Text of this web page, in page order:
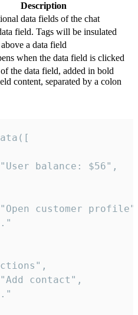
Description
data fields of the chat
field. Tags will be insulated
a data field
when the data field is clicked
the data field, added in bold
content, separated by a colon
balance: $56",
customer
contact",